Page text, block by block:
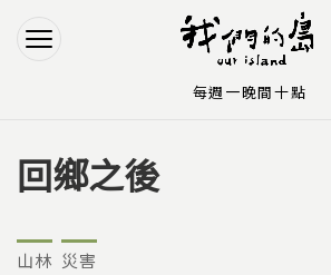
Jump to Navigation
Jump to Main content
您在這裡
回鄉之後
山林 災害
每週一晚間十點